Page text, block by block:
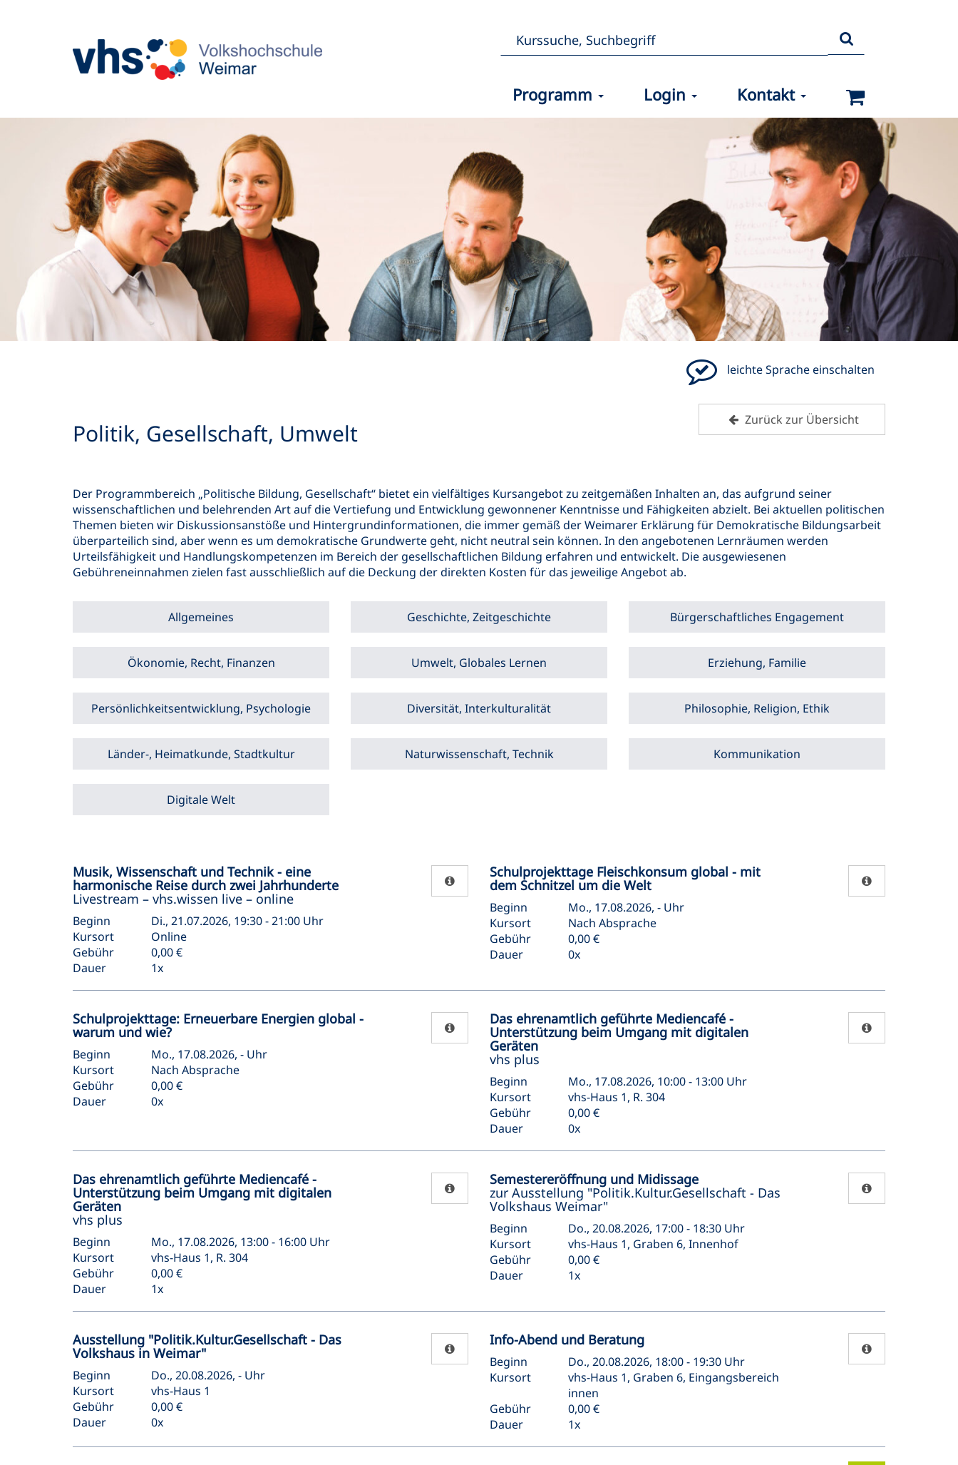
Programm Login Kontakt
leichte Sprache einschalten
Politik, Gesellschaft, Umwelt Zurück zur Übersicht
Der Programmbereich „Politische Bildung, Gesellschaft“ bietet ein vielfältiges Kursangebot zu zeitgemäßen Inhalten an, das aufgrund seiner
wissenschaftlichen und belehrenden Art auf die Vertiefung und Entwicklung gewonnener Kenntnisse und Fähigkeiten abzielt. Bei aktuellen politischen
Themen bieten wir Diskussionsanstöße und Hintergrundinformationen, die immer gemäß der Weimarer Erklärung für Demokratische Bildungsarbeit
überparteilich sind, aber wenn es um demokratische Grundwerte geht, nicht neutral sein können. In den angebotenen Lernräumen werden
Urteilsfähigkeit und Handlungskompetenzen im Bereich der gesellschaftlichen Bildung erfahren und entwickelt. Die ausgewiesenen
Gebühreneinnahmen zielen fast ausschließlich auf die Deckung der direkten Kosten für das jeweilige Angebot ab.
Allgemeines Geschichte, Zeitgeschichte Bürgerschaftliches Engagement
Ökonomie, Recht, Finanzen Umwelt, Globales Lernen Erziehung, Familie
Persönlichkeitsentwicklung, Psychologie Diversität, Interkulturalität Philosophie, Religion, Ethik
Länder-, Heimatkunde, Stadtkultur Naturwissenschaft, Technik Kommunikation
Digitale Welt
Musik, Wissenschaft und Technik - eine
harmonische Reise durch zwei Jahrhunderte
Livestream – vhs.wissen live – online
Beginn
Di., 21.07.2026, 19:30 - 21:00 Uhr
Kursort
Online
Gebühr
0,00 €
Dauer
1x
Schulprojekttage Fleischkonsum global - mit
dem Schnitzel um die Welt
Beginn
Mo., 17.08.2026, - Uhr
Kursort
Nach Absprache
Gebühr
0,00 €
Dauer
0x
Schulprojekttage: Erneuerbare Energien global -
warum und wie?
Beginn
Mo., 17.08.2026, - Uhr
Kursort
Nach Absprache
Gebühr
0,00 €
Dauer
0x
Das ehrenamtlich geführte Mediencafé -
Unterstützung beim Umgang mit digitalen
Geräten
vhs plus
Beginn
Mo., 17.08.2026, 10:00 - 13:00 Uhr
Kursort
vhs-Haus 1, R. 304
Gebühr
0,00 €
Dauer
0x
Das ehrenamtlich geführte Mediencafé -
Unterstützung beim Umgang mit digitalen
Geräten
vhs plus
Beginn
Mo., 17.08.2026, 13:00 - 16:00 Uhr
Kursort
vhs-Haus 1, R. 304
Gebühr
0,00 €
Dauer
1x
Semestereröffnung und Midissage
zur Ausstellung "Politik.Kultur.Gesellschaft - Das
Volkshaus Weimar"
Beginn
Do., 20.08.2026, 17:00 - 18:30 Uhr
Kursort
vhs-Haus 1, Graben 6, Innenhof
Gebühr
0,00 €
Dauer
1x
Ausstellung "Politik.Kultur.Gesellschaft - Das
Volkshaus in Weimar"
Beginn
Do., 20.08.2026, - Uhr
Kursort
vhs-Haus 1
Gebühr
0,00 €
Dauer
0x
Info-Abend und Beratung
Beginn
Do., 20.08.2026, 18:00 - 19:30 Uhr
Kursort
vhs-Haus 1, Graben 6, Eingangsbereich
innen
Gebühr
0,00 €
Dauer
1x